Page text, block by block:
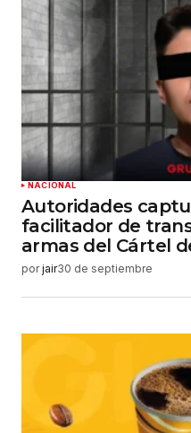
NACIONAL
Autoridades
facilitador de
armas del Cártel
por jair30 de septiembre